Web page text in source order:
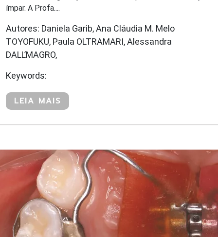
ímpar. A Profa....
Autores: Daniela Garib, Ana Cláudia M. Melo
TOYOFUKU, Paula OLTRAMARI, Alessandra
DALL’MAGRO,
Keywords:
LEIA MAIS